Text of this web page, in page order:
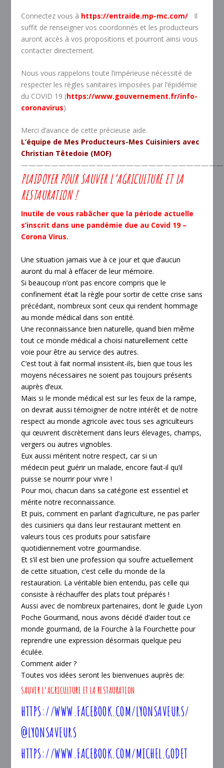
Connectez vous à https://entraide.mp-mc.com/
Il
suffit de renseigner vos coordonnés et les producteurs
auront accès à vos propositions et pourront ainsi vous
contacter directement.
Nous vous rappelons toute l’impérieuse nécessité de
respecter les règles sanitaires imposées par l’épidémie
du COVID 19 (https://www.gouvernement.fr/info-
coronavirus).
Merci d’avance de cette précieuse aide.
L’équipe de Mes Producteurs-Mes Cuisiniers avec
Christian Têtedoie (MOF)
PLAIDOYER POUR SAUVER L’AGRICULTURE ET LA
RESTAURATION !
Inutile de vous rabâcher que la période actuelle
s’inscrit dans une pandémie due au Covid 19 –
Corona Virus.
Une situation jamais vue à ce jour et que d’aucun
auront du mal à effacer de leur mémoire.
Si beaucoup n’ont pas encore compris que le
confinement était la règle pour sortir de cette crise sans
précédant, nombreux sont ceux qui rendent hommage
au monde médical dans son entité.
Une reconnaissance bien naturelle, quand bien même
tout ce monde médical a choisi naturellement cette
voie pour être au service des autres.
C’est tout à fait normal insistent-ils, bien que tous les
moyens nécessaires ne soient pas toujours présents
auprès d’eux.
Mais si le monde médical est sur les feux de la rampe,
on devrait aussi témoigner de notre intérêt et de notre
respect au monde agricole avec tous ses agriculteurs
qui œuvrent discrètement dans leurs élevages, champs,
vergers ou autres vignobles.
Eux aussi méritent notre respect, car si un
médecin peut guérir un malade, encore faut-il qu’il
puisse se nourrir pour vivre !
Pour moi, chacun dans sa catégorie est essentiel et
mérite notre reconnaissance.
Et puis, comment en parlant d’agriculture, ne pas parler
des cuisiniers qui dans leur restaurant mettent en
valeurs tous ces produits pour satisfaire
quotidiennement votre gourmandise.
Et s’il est bien une profession qui soufre actuellement
de cette situation, c’est celle du monde de la
restauration. La véritable bien entendu, pas celle qui
consiste à réchauffer des plats tout préparés !
Aussi avec de nombreux partenaires, dont le guide Lyon
Poche Gourmand, nous avons décidé d’aider tout ce
monde gourmand, de la Fourche à la Fourchette pour
reprendre une expression désormais quelque peu
éculée.
Comment aider ?
Toutes vos idées seront les bienvenues auprès de:
SAUVER L’AGRICULTURE ET LA RESTAURATION
HTTPS://WWW.FACEBOOK.COM/LYONSAVEURS/
@LYONSAVEURS
HTTPS://WWW.FACEBOOK.COM/MICHEL.GODET